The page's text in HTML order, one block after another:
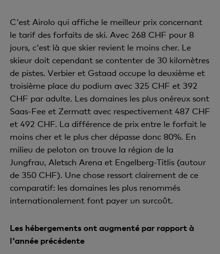
C'est Airolo qui affiche le meilleur prix concernant
le tarif des forfaits de ski. Avec 268 CHF pour 8
jours, c'est là que skier revient le moins cher. Le
skieur doit cependant se contenter de 30 kilomètres
de pistes. Verbier et Gstaad occupe la deuxième et
troisième place du podium avec 325 CHF et 392
CHF par adulte. Les domaines les plus onéreux sont
Saas-Fee et Zermatt avec respectivement 487 CHF
et 492 CHF. La différence de prix entre le forfait le
moins cher et le plus cher dépasse donc 80%. En
milieu de peloton on trouve la région de la
Jungfrau, Aletsch Arena et Engelberg-Titlis (autour
de 350 CHF). Une chose ressort clairement de ce
comparatif: les domaines les plus renommés
internationalement font payer un surcoût.
Les hébergements ont augmenté par rapport à
l'année précédente